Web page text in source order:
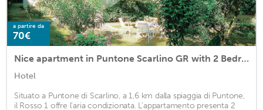
a partire da
70€
Nice apartment in Puntone Scarlino GR with 2 Bedrooms
Hotel
Situato a Puntone di Scarlino, a 1,6 km dalla spiaggia di Puntone,
il Rosso 1 offre l'aria condizionata. L'appartamento presenta 2